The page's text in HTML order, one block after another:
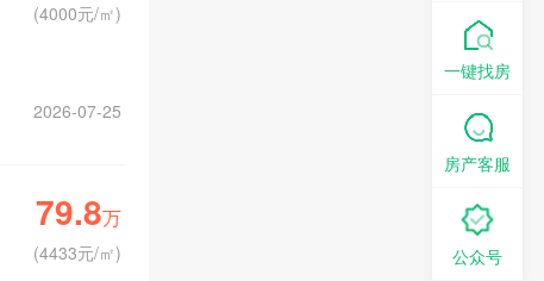
2026-07-25
(4000元/㎡)
79.8万
(4433元/㎡)
一键找房
房产客服
公众号